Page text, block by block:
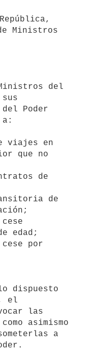
Ministros
del
sus
Poder
que no
edad;
dispuesto
el
las
asimismo
a